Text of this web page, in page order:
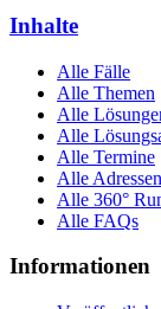
Inhalte
Alle Fälle
Alle Themen
Alle
Alle
Alle Termine
Alle Adressen
Alle 360°
Alle FAQs
Informationen